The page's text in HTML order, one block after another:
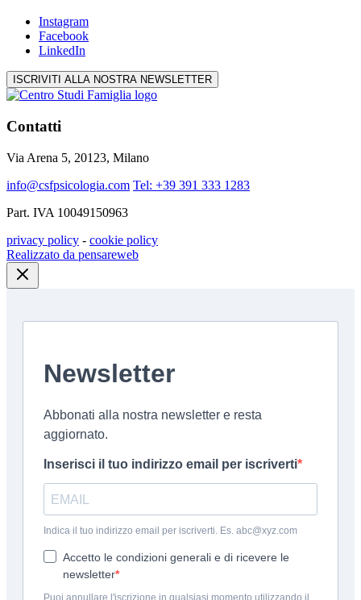
Instagram
Facebook
LinkedIn
ISCRIVITI ALLA NOSTRA NEWSLETTER
Contatti
Via Arena 5, 20123, Milano
info@csfpsicologia.com Tel: +39 391 333 1283
Part. IVA 10049150963
privacy policy - cookie policy
Realizzato da pensareweb